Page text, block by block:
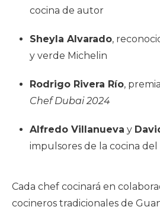
cocina de autor
Sheyla Alvarado,
y verde Michelin
Rodrigo Rivera Río,
Chef Dubai 2024
Alfredo Villanueva y
impulsores de la cocina
Cada chef cocinará en
cocineros tradicionales de